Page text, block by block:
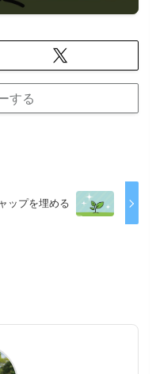
する
ップを埋める